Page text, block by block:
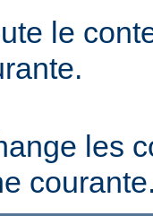
le
les